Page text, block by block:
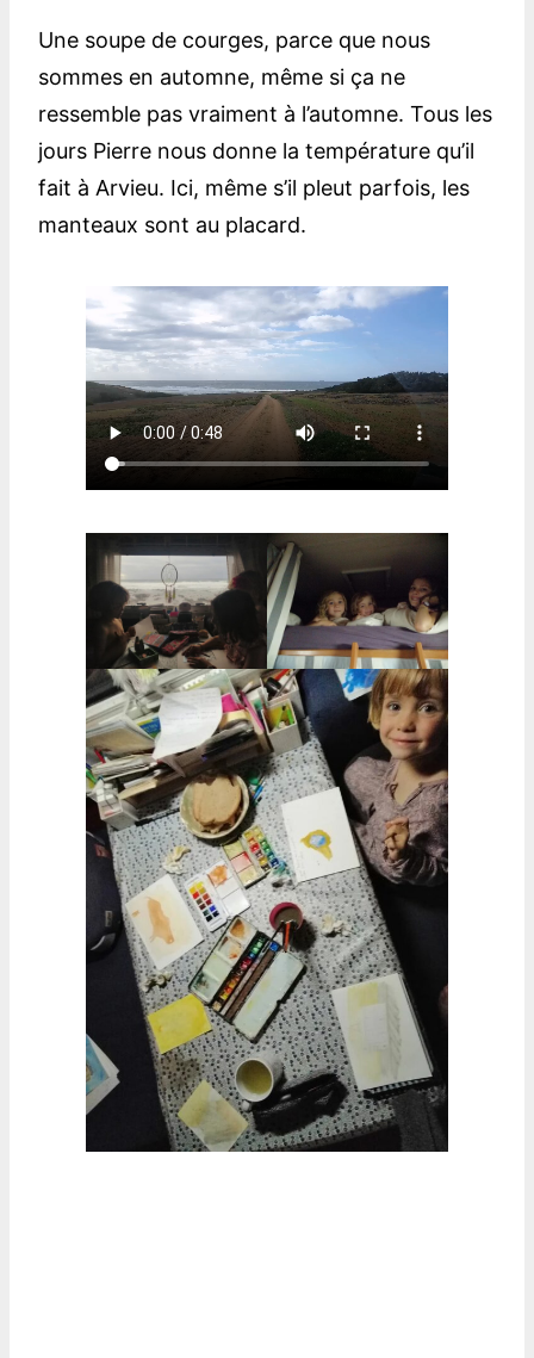
Une soupe de courges, parce que nous
sommes en automne, même si ça ne
ressemble pas vraiment à l’automne. Tous les
jours Pierre nous donne la température qu’il
fait à Arvieu. Ici, même s’il pleut parfois, les
manteaux sont au placard.